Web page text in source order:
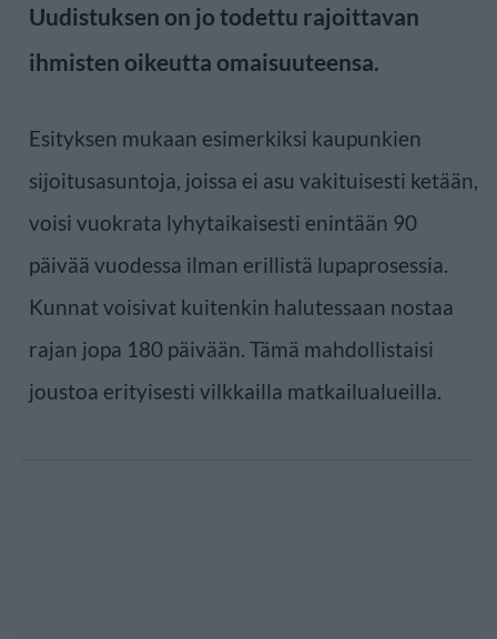
Uudistuksen on jo todettu rajoittavan
ihmisten oikeutta omaisuuteensa.
Esityksen mukaan esimerkiksi kaupunkien
sijoitusasuntoja, joissa ei asu vakituisesti ketään,
voisi vuokrata lyhytaikaisesti enintään 90
päivää vuodessa ilman erillistä lupaprosessia.
Kunnat voisivat kuitenkin halutessaan nostaa
rajan jopa 180 päivään. Tämä mahdollistaisi
joustoa erityisesti vilkkailla matkailualueilla.